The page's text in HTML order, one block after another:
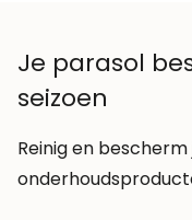
Je parasol
seizoen
Reinig en